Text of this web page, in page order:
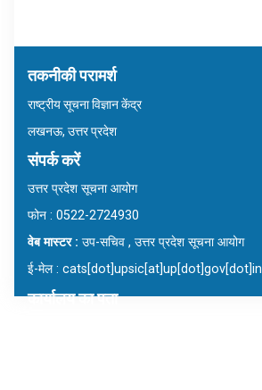
तकनीकी परामर्श
राष्ट्रीय सूचना विज्ञान केंद्र
लखनऊ, उत्तर प्रदेश
संपर्क करें
उत्तर प्रदेश सूचना आयोग
फोन : 0522-2724930
वेब मास्टर : उप-सचिव , उत्तर प्रदेश सूचना आयोग
ई-मेल : cats[dot]upsic[at]up[dot]gov[dot]in
कार्यालय का पता